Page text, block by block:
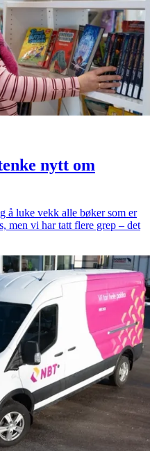
nytt om
å luke vekk alle bøker som er
men vi har tatt flere grep – det